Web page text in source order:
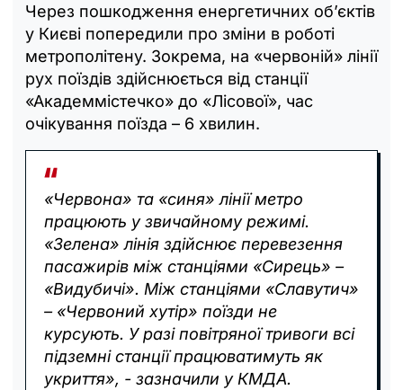
Через пошкодження енергетичних об’єктів
у Києві попередили про зміни в роботі
метрополітену. Зокрема, на «червоній» лінії
рух поїздів здійснюється від станції
«Академмістечко» до «Лісової», час
очікування поїзда – 6 хвилин.
«Червона» та «синя» лінії метро
працюють у звичайному режимі.
«Зелена» лінія здійснює перевезення
пасажирів між станціями «Сирець» –
«Видубичі». Між станціями «Славутич»
– «Червоний хутір» поїзди не
курсують. У разі повітряної тривоги всі
підземні станції працюватимуть як
укриття», - зазначили у КМДА.